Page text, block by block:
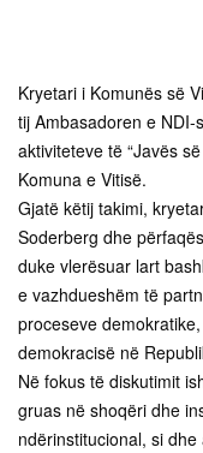
Kryetari i Komunës së
tij Ambasadoren e
aktiviteteve të “Javës
Komuna e Vitisë.
Gjatë këtij takimi,
Soderberg dhe
duke vlerësuar lart
e vazhdueshëm të
proceseve
demokracisë në
Në fokus të diskutimit
gruas në shoqëri dhe
ndërinstitucional, si